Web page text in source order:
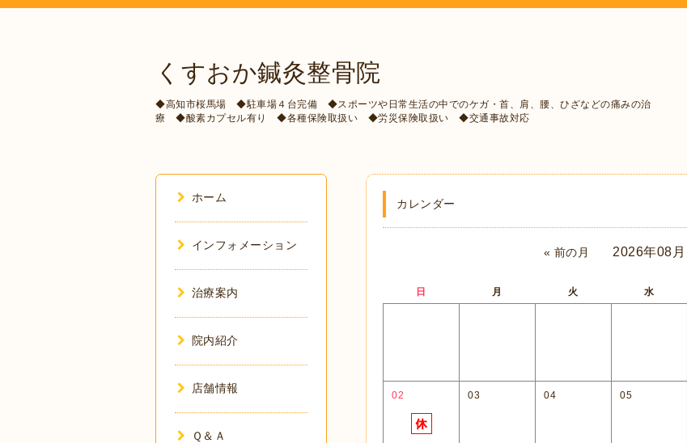
くすおか鍼灸整骨院
◆高知市桜馬場 ◆駐車場４台完備 ◆スポーツや日常生活の中でのケガ・首、肩、腰、ひざなどの痛みの治
療 ◆酸素カプセル有り ◆各種保険取扱い ◆労災保険取扱い ◆交通事故対応
カレンダー
« 前の月 2026年08月
日 月 火 水
02 03 04 05
ホーム
インフォメーション
治療案内
院内紹介
店舗情報
Ｑ＆Ａ